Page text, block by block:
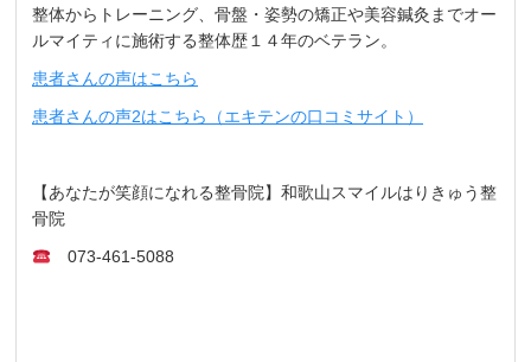
整体からトレーニング、骨盤・姿勢の矯正や美容鍼灸までオー
ルマイティに施術する整体歴１４年のベテラン。
患者さんの声はこちら
患者さんの声2はこちら（エキテンの口コミサイト）
【あなたが笑顔になれる整骨院】和歌山スマイルはりきゅう整
骨院
073-461-5088